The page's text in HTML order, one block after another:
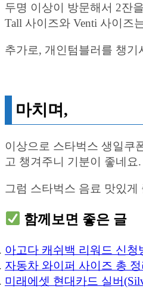
두명 이상이 방문해서 2잔
Tall 사이즈와 Venti 사이즈
추가로, 개인텀블러를 챙기
마치며,
이상으로 스타벅스 생일쿠
고 챙겨주니 기분이 좋네요.
그럼 스타벅스 음료 맛있
함께보면 좋은 글
아고다 캐쉬백 리워드 신
자동차 와이퍼 사이즈 총
미래에셋 현대카드 실버